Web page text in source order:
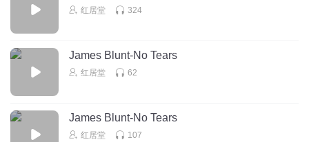
红居堂 324
James Blunt-No Tears
红居堂 62
James Blunt-No Tears
红居堂 107